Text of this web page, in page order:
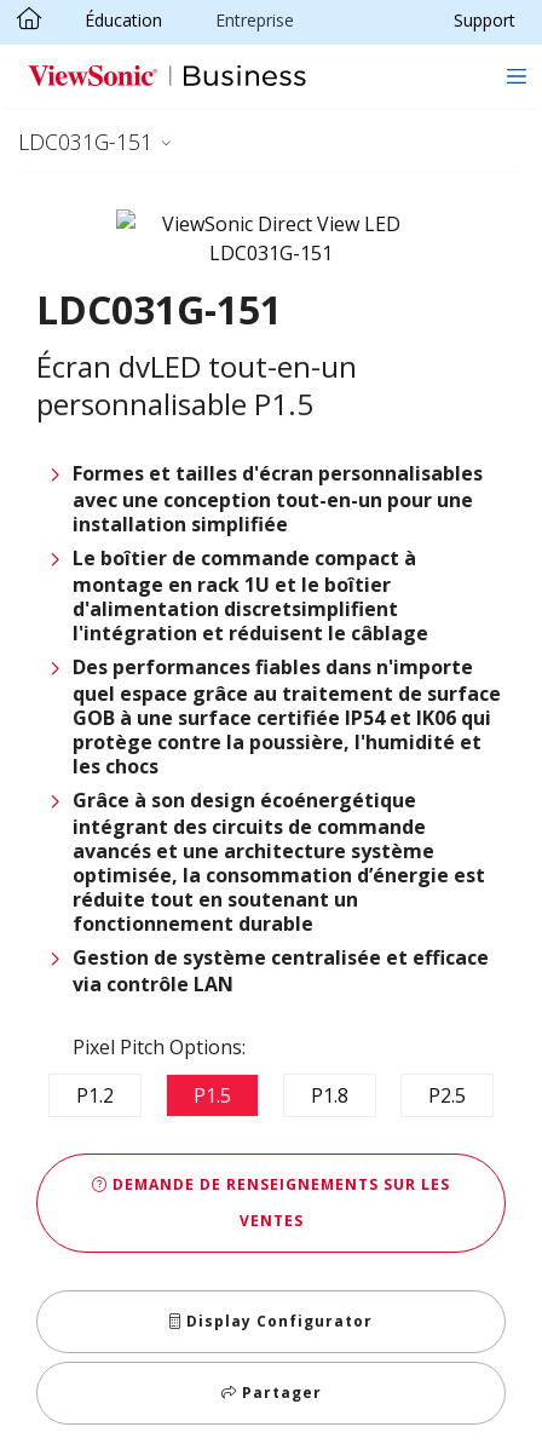
Passer au contenu principal
Éducation Entreprise Support
LDC031G-151
LDC031G-151
Écran dvLED tout-en-un
personnalisable P1.5
Formes et tailles d'écran personnalisables
avec une conception tout-en-un pour une
installation simplifiée
Le boîtier de commande compact à
montage en rack 1U et le boîtier
d'alimentation discretsimplifient
l'intégration et réduisent le câblage
Des performances fiables dans n'importe
quel espace grâce au traitement de surface
GOB à une surface certifiée IP54 et IK06 qui
protège contre la poussière, l'humidité et
les chocs
Grâce à son design écoénergétique
intégrant des circuits de commande
avancés et une architecture système
optimisée, la consommation d’énergie est
réduite tout en soutenant un
fonctionnement durable
Gestion de système centralisée et efficace
via contrôle LAN
Pixel Pitch Options:
P1.2
P1.5 P1.8 P2.5
DEMANDE DE RENSEIGNEMENTS SUR LES
VENTES
Display Configurator
Partager